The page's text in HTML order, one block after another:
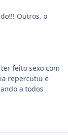
Outros, o
feito sexo com
repercutiu e
a todos